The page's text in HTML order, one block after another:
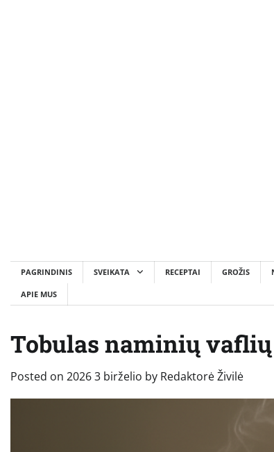
PAGRINDINIS SVEIKATA RECEPTAI GROŽIS
APIE MUS
Tobulas naminių
Posted on 2026 3 birželio by Redaktorė Živilė